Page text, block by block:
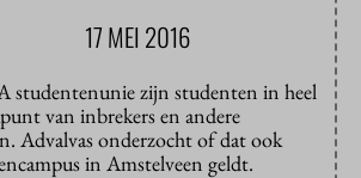
17 MEI 2016
studentenunie zijn studenten in heel
van inbrekers en andere
Advalvas onderzocht of dat ook
in Amstelveen geldt.